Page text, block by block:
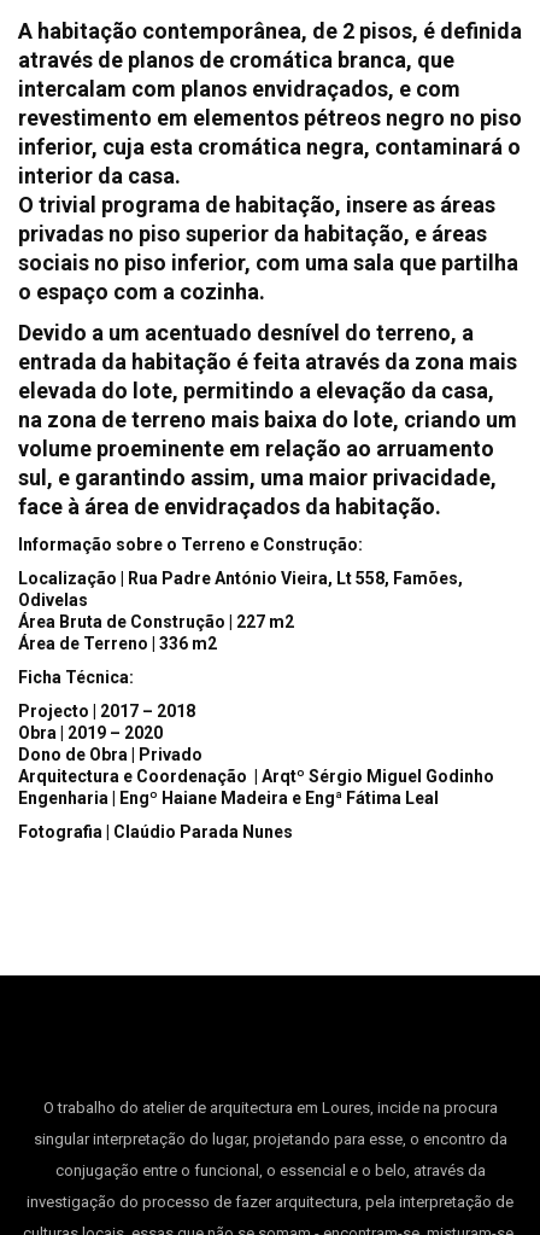
A habitação contemporânea, de 2 pisos, é definida
através de planos de cromática branca, que
intercalam com planos envidraçados, e com
revestimento em elementos pétreos negro no piso
inferior, cuja esta cromática negra, contaminará o
interior da casa.
O trivial programa de habitação, insere as áreas
privadas no piso superior da habitação, e áreas
sociais no piso inferior, com uma sala que partilha
o espaço com a cozinha.
Devido a um acentuado desnível do terreno, a
entrada da habitação é feita através da zona mais
elevada do lote, permitindo a elevação da casa,
na zona de terreno mais baixa do lote, criando um
volume proeminente em relação ao arruamento
sul, e garantindo assim, uma maior privacidade,
face à área de envidraçados da habitação.
Informação sobre o Terreno e Construção:
Localização | Rua Padre António Vieira, Lt 558, Famões,
Odivelas
Área Bruta de Construção | 227 m2
Área de Terreno | 336 m2
Ficha Técnica:
Projecto | 2017 – 2018
Obra | 2019 – 2020
Dono de Obra | Privado
Arquitectura e Coordenação | Arqtº Sérgio Miguel Godinho
Engenharia | Engº Haiane Madeira e Engª Fátima Leal
Fotografia | Claúdio Parada Nunes
O trabalho do atelier de arquitectura em Loures, incide na procura
singular interpretação do lugar, projetando para esse, o encontro da
conjugação entre o funcional, o essencial e o belo, através da
investigação do processo de fazer arquitectura, pela interpretação de